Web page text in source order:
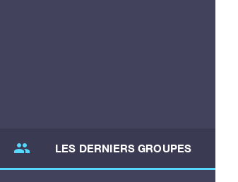
group LES DERNIERS GROUPES